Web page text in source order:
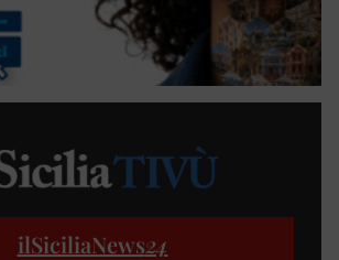
ilSiciliaNews24